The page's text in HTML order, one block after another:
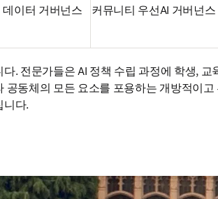
데이터 거버넌스
커뮤니티 우선AI 거버넌스
. 전문가들은 AI 정책 수립 과정에 학생,
동체의 모든 요소를 포용하는 개방적이
니다.